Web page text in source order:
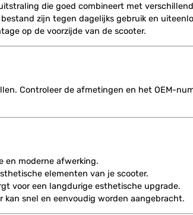
die goed combineert met
zijn tegen dagelijks gebruik en
op de voorzijde van de scooter.
Controleer de afmetingen en het OEM-
en moderne afwerking.
elementen van je scooter.
voor een langdurige esthetische upgrade.
snel en eenvoudig worden aangebracht.